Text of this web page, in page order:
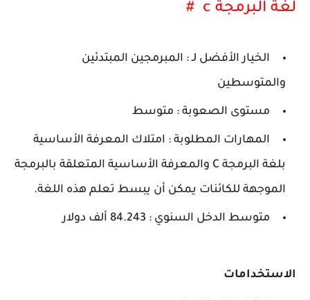
لغة البرمجة c #
الخيار الأفضل لـ : المبرمجين المبتدئين
والمتوسطين
مستوى الصعوبة : متوسط
المهارات المطلوبة : امتلاك المعرفة الأساسية
بلغة البرمجة C والمعرفة الأساسية المتعلقة بالبرمجة
الموجهة للكائنات يمكن أن يبسط تعلم هذه اللغة.
متوسط ​​الدخل السنوي : 84.243 ألف دولار
الاستخدامات